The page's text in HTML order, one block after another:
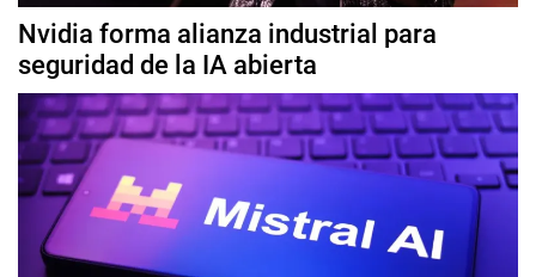
Nvidia forma alianza industrial para
seguridad de la IA abierta